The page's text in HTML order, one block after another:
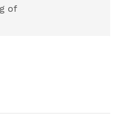
of